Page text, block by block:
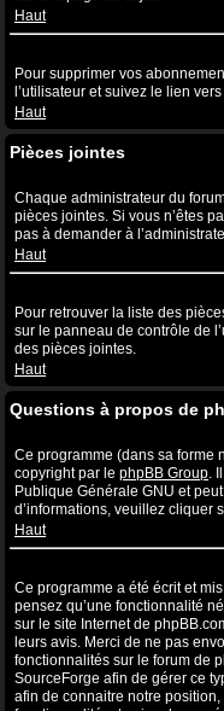
Haut
Pour supprimer vos
l’utilisateur et suivez le lien
Haut
Pièces jointes
Chaque administrateur du
pièces jointes. Si vous n’êtes
pas à demander à
Haut
Pour retrouver la liste des
sur le panneau de contrôle de
des pièces jointes.
Haut
Questions à propos de
Ce programme (dans sa forme
copyright par le phpBB Group.
Publique Générale GNU et
d’informations, veuillez cliquer
Haut
Ce programme a été écrit et
pensez qu’une fonctionnalité
sur le site Internet de
leurs avis. Merci de ne pas
fonctionnalités sur le forum de
SourceForge afin de gérer ce
afin de connaitre notre